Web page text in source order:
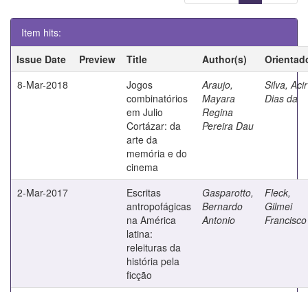
Item hits:
Issue Date
Preview Title Author(s)
8-Mar-2018
Jogos
combinatórios
em Julio
Cortázar: da
arte da
memória e do
cinema
Araujo,
Mayara
Regina
Pereira Dau
Silva, Acir
Dias da
2-Mar-2017
Escritas
antropofágicas
na América
latina:
releituras da
história pela
ficção
Gasparotto,
Bernardo
Antonio
Fleck,
Gilmei
Francisco